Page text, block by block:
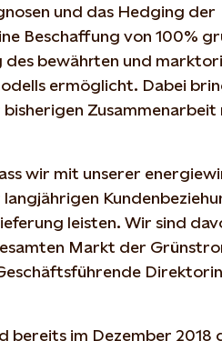
und das Hedging der
Beschaffung von 100%
bewährten und
ermöglicht. Dabei
wir mit unserer
leisten. Wir sind
Markt der
bereits im Dezember 2018